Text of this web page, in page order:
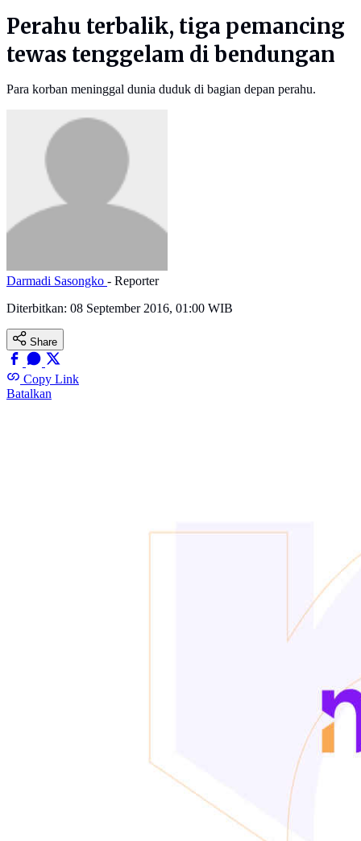
Perahu terbalik, tiga pemancing
tewas tenggelam di bendungan
Para korban meninggal dunia duduk di bagian depan perahu.
Darmadi Sasongko - Reporter
Diterbitkan: 08 September 2016, 01:00 WIB
Share
Copy Link
Batalkan